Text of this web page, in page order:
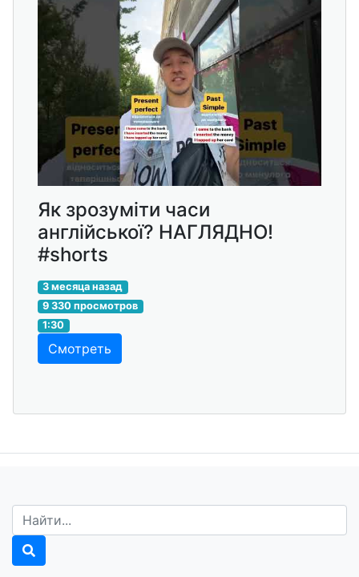
Як зрозуміти часи
англійської? НАГЛЯДНО!
#shorts
3 месяца назад
9 330 просмотров
1:30
Смотреть